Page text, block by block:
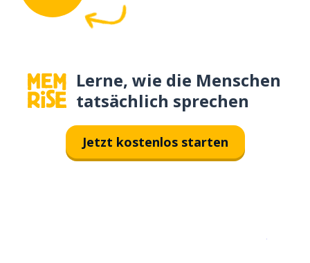
Lerne, wie die Menschen
tatsächlich sprechen
Jetzt kostenlos starten